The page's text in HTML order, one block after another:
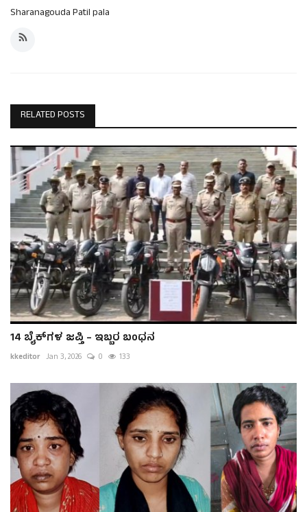
Sharanagouda Patil pala
RELATED POSTS
14 ಬೈಕ್‌ಗಳ ಜಪ್ತಿ – ಇಬ್ಬರ ಬಂಧನ
kkeditor Jan 3, 2026 0 133